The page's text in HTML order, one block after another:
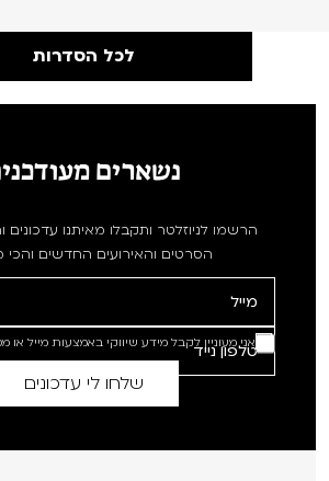
לכל הסדרות
נשארים
הרשמו לניוזלטר ותקבלו מאיתנו
הסרטים והאירועים החדשים והכי
אני מעוניין לקבל מידע שיווקי באמצעות מייל או